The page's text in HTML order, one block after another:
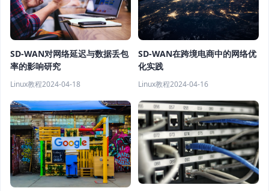
SD-WAN对网络延迟与数据丢包
率的影响研究
Linux教程2024-04-18
SD-WAN在跨境电商中的网络优
化实践
Linux教程2024-04-16